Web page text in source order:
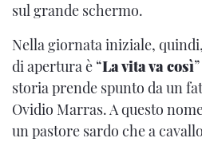
sul grande schermo.
Nella giornata iniziale,
di apertura è “La vita va così
storia prende spunto da un
Ovidio Marras. A questo
un pastore sardo che a